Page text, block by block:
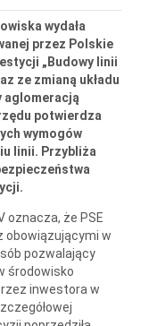
wydała
przez Polskie
„Budowy linii
ze zmianą układu
aglomeracją
potwierdza
wymogów
linii. Przybliża
oznacza, że PSE
obowiązującymi w
pozwalający
środowisko
inwestora w